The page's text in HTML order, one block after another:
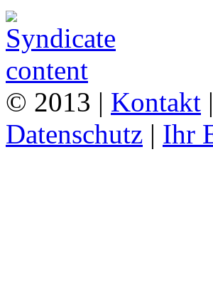
© 2013 | Kontakt |
Datenschutz | Ihr